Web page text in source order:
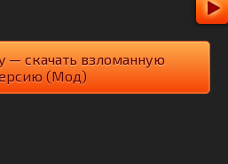
— скачать взломанную
(Мод)